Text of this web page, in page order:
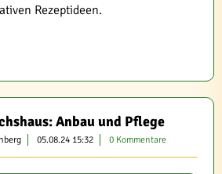
Rezeptideen.
Anbau und Pflege
05.08.24 15:32 0 Kommentare